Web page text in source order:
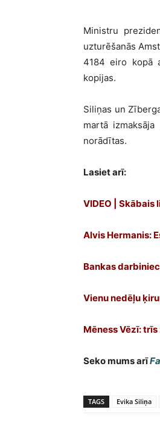
Ministru
uzturēšanās
4184 eiro kopā
kopijas.
Siliņas un
martā
norādītas.
Lasiet arī:
VIDEO | Skābais
Alvis Hermanis:
Bankas
Vienu nedēļu
Mēness Vēzī:
Seko mums arī
TAGS Evika Siliņa